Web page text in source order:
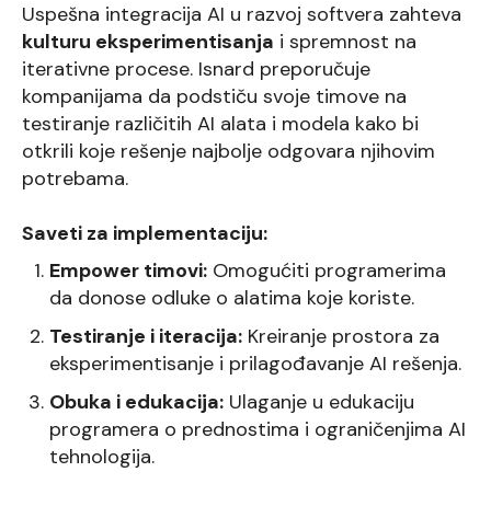
Uspešna integracija AI u razvoj softvera zahteva
kulturu eksperimentisanja i spremnost na
iterativne procese. Isnard preporučuje
kompanijama da podstiču svoje timove na
testiranje različitih AI alata i modela kako bi
otkrili koje rešenje najbolje odgovara njihovim
potrebama.
Saveti za implementaciju:
Empower timovi: Omogućiti programerima
da donose odluke o alatima koje koriste.
Testiranje i iteracija: Kreiranje prostora za
eksperimentisanje i prilagođavanje AI rešenja.
Obuka i edukacija: Ulaganje u edukaciju
programera o prednostima i ograničenjima AI
tehnologija.